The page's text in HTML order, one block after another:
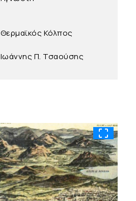
Θερμαϊκός Κόλπος
Ιωάννης Π. Τσαούσης